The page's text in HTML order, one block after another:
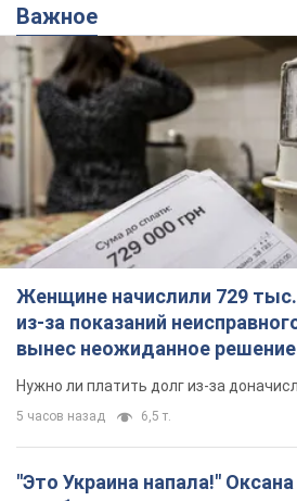
Женщине начислили 729 тыс.
из-за показаний
вынес неожиданное решение
Нужно ли платить долг из-за
5 часов назад 6,5 т.
"Это Украина напала!"
разоблачила киевского
которого "зазомбировали":
русского не знал, а теперь
Как отметила артистка, писатель был
ему "промыли мозги"
3 часа назад 3,9 т.
"Был обессилен": в Украине